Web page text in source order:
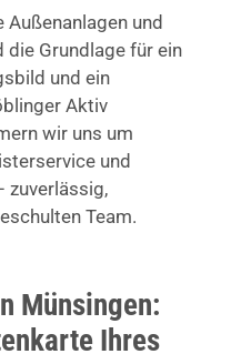
Außenanlagen und
die Grundlage für ein
und ein
Aktiv
wir uns um
und
zuverlässig,
Team.
Münsingen:
Ihres